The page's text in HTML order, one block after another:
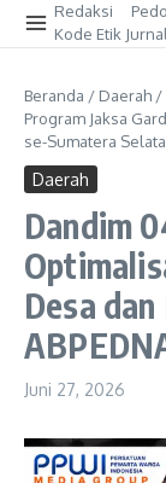
Redaksi
Kode Etik
Beranda / Daerah /
Program Jaksa
se-Sumatera
Daerah
Dandim
Desa
Juni 27, 2026